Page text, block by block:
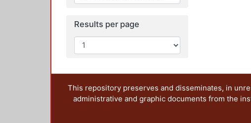
Results per page
This repository preserves and disseminates, in
administrative and graphic documents from the